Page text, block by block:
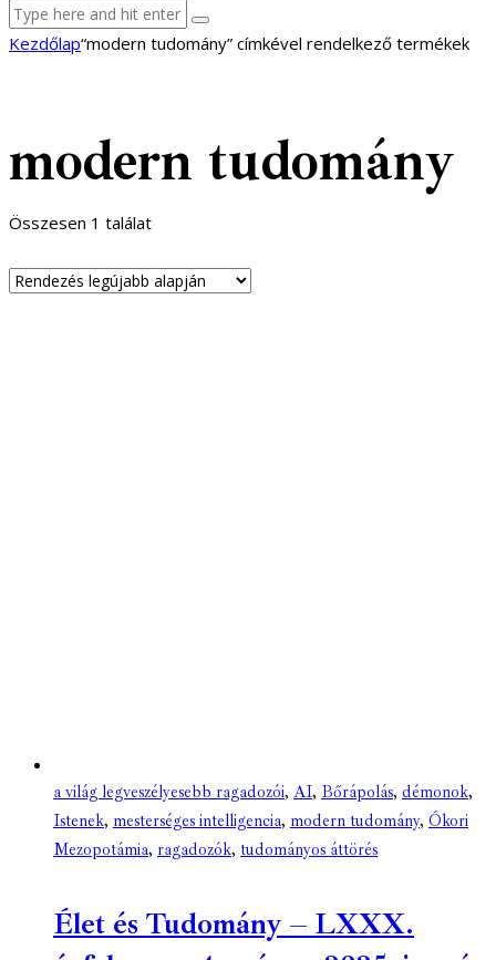
facebook-
youtube-
email
Kezdőlap“modern tudomány” címkével rendelkező termékek
modern tudomány
Összesen 1 találat
a világ legveszélyesebb ragadozói, AI, Bőrápolás, démonok,
Istenek, mesterséges intelligencia, modern tudomány, Ókori
Mezopotámia, ragadozók, tudományos áttörés
Élet és Tudomány – LXXX.